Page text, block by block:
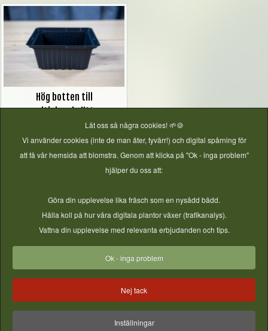
Hög botten till
multipluggbrätte
15,00 kr
Odlingsinspiration från vårt Community!
Bilder från instagram - vill du synas här? Tagga ditt inlägg
med #gjordnära
Låt oss så några cookies! 🌱🍪
Vi använder cookies (inte de man äter, tyvärr!) och digital spårning för
att få vår hemsida att blomstra. Genom att klicka på "Ok - inga problem"
hjälper du oss att:
Göra din upplevelse lika fräsch som en nysådd bädd.
Hålla koll på hur våra digitala plantor växer (trafikanalys).
Vattna din upplevelse med relevanta erbjudanden och tips.
Ok - inga problem
Nej tack
Inställningar